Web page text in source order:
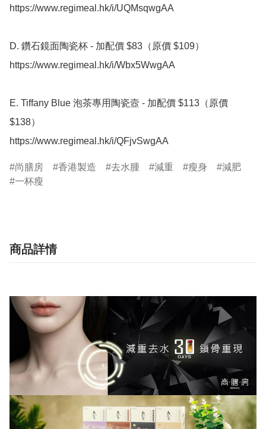
https://www.regimeal.hk/i/UQMsqwgAA
D. 鑽石鏡面陶瓷杯 - 加配價 $83（原價 $109）
https://www.regimeal.hk/i/Wbx5WwgAA
E. Tiffany Blue 泡茶專用陶瓷壼 - 加配價 $113（原價
$138）
https://www.regimeal.hk/i/QFjvSwgAA
尚膳房 香港製造 去水腫 減重 瘦身
減肥
一杯瘦
商品詳情